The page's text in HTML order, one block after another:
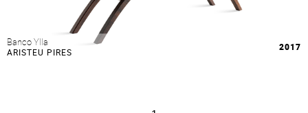
Banco Ylla
ARISTEU PIRES 2017